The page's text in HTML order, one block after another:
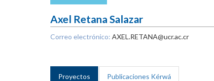
Axel Retana Salazar
Correo electrónico: AXEL.RETANA@ucr.ac.cr
Proyectos Publicaciones Kérwá